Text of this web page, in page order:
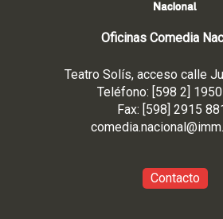
Oficinas Comedia
Teatro Solís, acceso calle
Teléfono: [598 2]
Fax: [598] 2915
Contacto